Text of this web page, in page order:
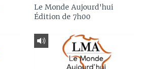
Le Monde Aujourd'hui
Édition de 7h00